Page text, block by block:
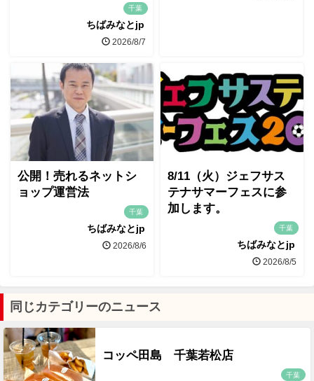
千葉
ちばみなとjp
2026/8/7
公開！売れるネットシ
ョップ運営法
千葉
ちばみなとjp
2026/8/6
8/11（火）ジェフサス
テナサマーフェスに参
加します。
千葉
ちばみなとjp
2026/8/5
同じカテゴリーのニュース
コッペ田島 千葉若松店
千葉